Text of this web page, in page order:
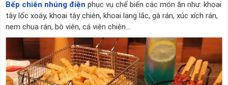
Bếp chiên nhúng điện phục vụ chế biến các món ăn như: khoai
tây lốc xoáy, khoai tây chiên, khoai lang lắc, gà rán, xúc xích rán,
nem chua rán, bò viên, cá viên chiên...